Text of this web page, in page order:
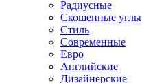
Радиусные
Скошенные углы
Стиль
Современные
Евро
Английские
Дизайнерские